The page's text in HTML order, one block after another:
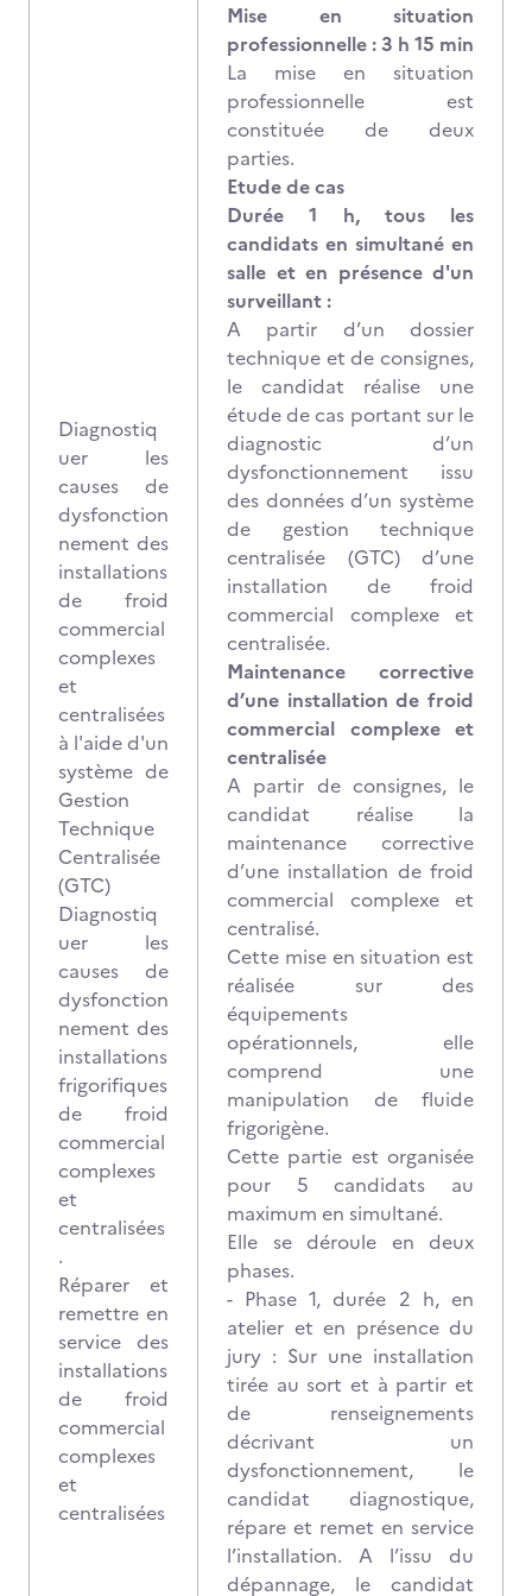
Diagnostiq
uer les
causes de
dysfonction
nement des
installations
de froid
commercial
complexes
et
centralisées
à l'aide d'un
système de
Gestion
Technique
Centralisée
(GTC)
Diagnostiq
uer les
causes de
dysfonction
nement des
installations
frigorifiques
de froid
commercial
complexes
et
centralisées
.
Réparer et
remettre en
service des
installations
de froid
commercial
complexes
et
centralisées
Mise en situation
professionnelle : 3 h 15 min
La mise en situation
professionnelle est
constituée de deux
parties.
Etude de cas
Durée 1 h, tous les
candidats en simultané en
salle et en présence d'un
surveillant :
A partir d’un dossier
technique et de consignes,
le candidat réalise une
étude de cas portant sur le
diagnostic d’un
dysfonctionnement issu
des données d’un système
de gestion technique
centralisée (GTC) d’une
installation de froid
commercial complexe et
centralisée.
Maintenance corrective
d’une installation de froid
commercial complexe et
centralisée
A partir de consignes, le
candidat réalise la
maintenance corrective
d’une installation de froid
commercial complexe et
centralisé.
Cette mise en situation est
réalisée sur des
équipements
opérationnels, elle
comprend une
manipulation de fluide
frigorigène.
Cette partie est organisée
pour 5 candidats au
maximum en simultané.
Elle se déroule en deux
phases.
- Phase 1, durée 2 h, en
atelier et en présence du
jury : Sur une installation
tirée au sort et à partir et
de renseignements
décrivant un
dysfonctionnement, le
candidat diagnostique,
répare et remet en service
l’installation. A l’issu du
dépannage, le candidat